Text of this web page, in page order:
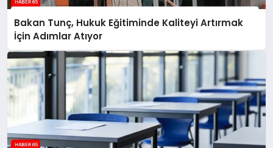
Bakan Tunç, Hukuk Eğitiminde Kaliteyi Artırmak
İçin Adımlar Atıyor